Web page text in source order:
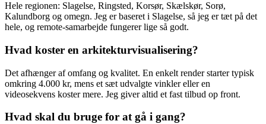
Hele regionen: Slagelse, Ringsted, Korsør, Skælskør, Sorø,
Kalundborg og omegn. Jeg er baseret i Slagelse, så jeg er tæt på det
hele, og remote-samarbejde fungerer lige så godt.
Hvad koster en arkitekturvisualisering?
Det afhænger af omfang og kvalitet. En enkelt render starter typisk
omkring 4.000 kr, mens et sæt udvalgte vinkler eller en
videosekvens koster mere. Jeg giver altid et fast tilbud op front.
Hvad skal du bruge for at gå i gang?